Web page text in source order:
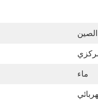
الصين
ماء